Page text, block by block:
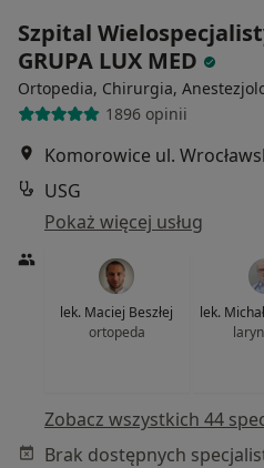
Szpital
GRUPA LUX MED
Ortopedia, Chirurgia,
1896 opinii
Komorowice ul.
USG
Pokaż więcej usług
lek. Maciej Beszłej
ortopeda
lek.
Zobacz wszystkich 44